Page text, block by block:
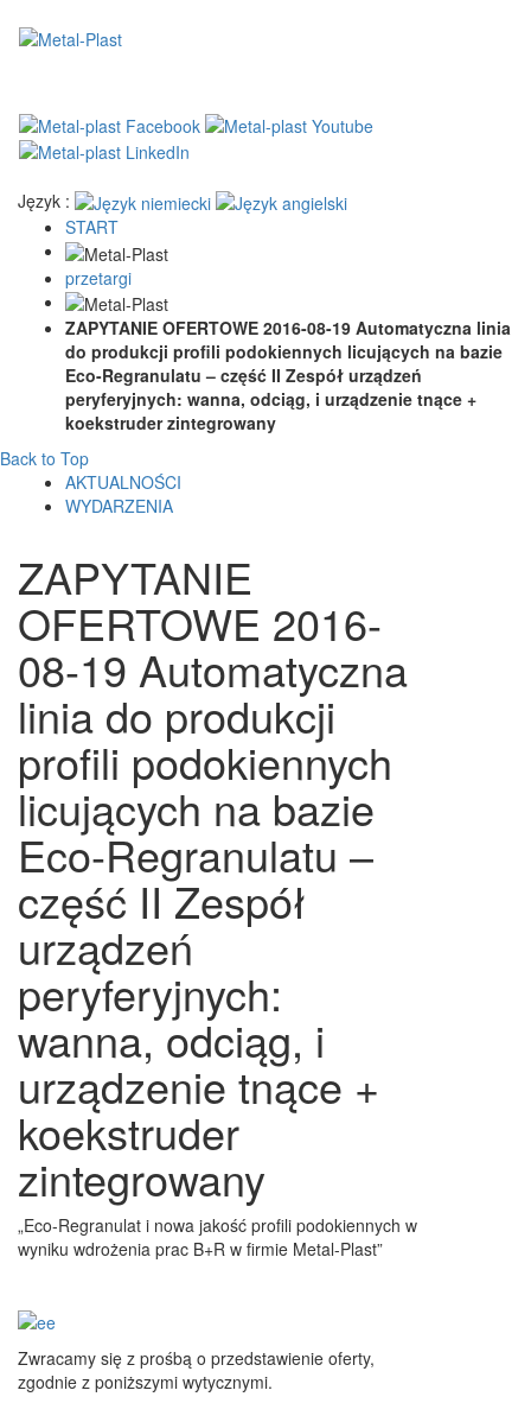
Język :
START
przetargi
ZAPYTANIE OFERTOWE 2016-08-19 Automatyczna linia
do produkcji profili podokiennych licujących na bazie
Eco-Regranulatu – część II Zespół urządzeń
peryferyjnych: wanna, odciąg, i urządzenie tnące +
koekstruder zintegrowany
Back to Top
AKTUALNOŚCI
WYDARZENIA
ZAPYTANIE
OFERTOWE 2016-
08-19 Automatyczna
linia do produkcji
profili podokiennych
licujących na bazie
Eco-Regranulatu –
część II Zespół
urządzeń
peryferyjnych:
wanna, odciąg, i
urządzenie tnące +
koekstruder
zintegrowany
„Eco-Regranulat i nowa jakość profili podokiennych w
wyniku wdrożenia prac B+R w firmie Metal-Plast”
Zwracamy się z prośbą o przedstawienie oferty,
zgodnie z poniższymi wytycznymi.